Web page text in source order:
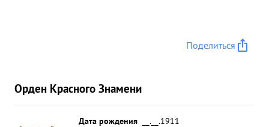
Поделиться
Орден Красного Знамени
Дата рождения
__.__.1911